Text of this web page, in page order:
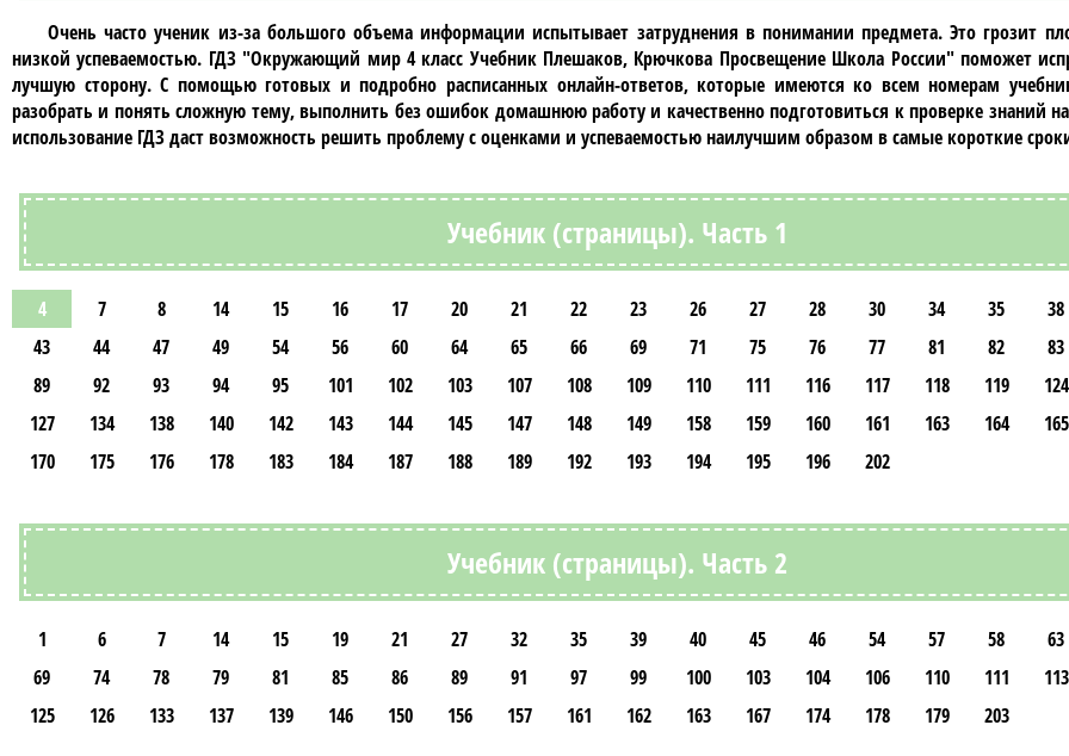
Очень часто ученик из-за большого объема информации испытывает затруднения в понимании предмета. Это грозит
низкой успеваемостью. ГДЗ "Окружающий мир 4 класс Учебник Плешаков, Крючкова Просвещение Школа России"поможет
лучшую сторону. С помощью готовых и подробно расписанных онлайн-ответов, которые имеются ко всем номерам
разобрать и понять сложную тему, выполнить без ошибок домашнюю работу и качественно подготовиться к проверке знаний
использование ГДЗдаст возможность решить проблему с оценками и успеваемостью наилучшим образом в самые короткие
Учебник (страницы). Часть 1
4 7 8 14 15 16 17 20 21 22 23 26 27 28 30 34 35 38
43
44 47 49 54 56 60 64 65 66 69 71 75 76 77 81 82 83
89
92 93 94 95 101 102 103 107 108 109 110 111 116 117 118 119 124
127
134 138 140 142 143 144 145 147 148 149 158 159 160 161 163 164 165
170
175 176 178 183 184 187 188 189 192 193 194 195 196 202
Учебник (страницы). Часть 2
1 6 7 14 15 19 21 27 32 35 39 40 45 46 54 57 58 63
69
74 78 79 81 85 86 89 91 97 99 100 103 104 106 110 111 113
125
126 133 137 139 146 150 156 157 161 162 163 167 174 178 179 203